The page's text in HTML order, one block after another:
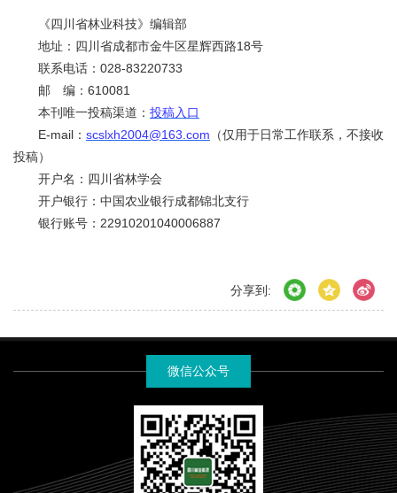
《四川省林业科技》编辑部
地址：四川省成都市金牛区星辉西路18号
联系电话：028-83220733
邮 编：610081
本刊唯一投稿渠道： 投稿入口
E-mail： scslxh2004@163.com （仅用于日常工作联系，不接收
投稿）
开户名：四川省林学会
开户银行：中国农业银行成都锦北支行
银行账号：22910201040006887
分享到:
微信公众号